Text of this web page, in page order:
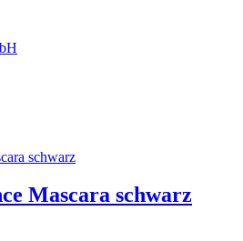
Mascara schwarz